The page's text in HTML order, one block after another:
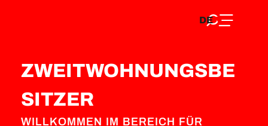
DE
EN
ZWEITWOHNUNGSBE
SITZER
WILLKOMMEN IM BEREICH FÜR